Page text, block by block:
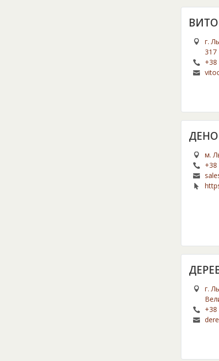
г.
317
+38
м.
+38
г.
+38